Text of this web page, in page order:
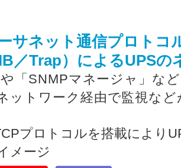
サネット通信プロトコ
／Trap）によるUPSの
や「SNMPマネージャ」な
ットワーク経由で監視など
プロトコルを搭載により
メージ